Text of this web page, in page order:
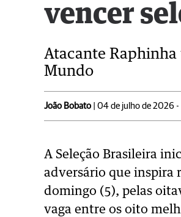
vencer
Atacante
Mundo
João Bobato | 04 de julho de 2026
A Seleção Brasileira
adversário que inspira
domingo (5), pelas
vaga entre os oito